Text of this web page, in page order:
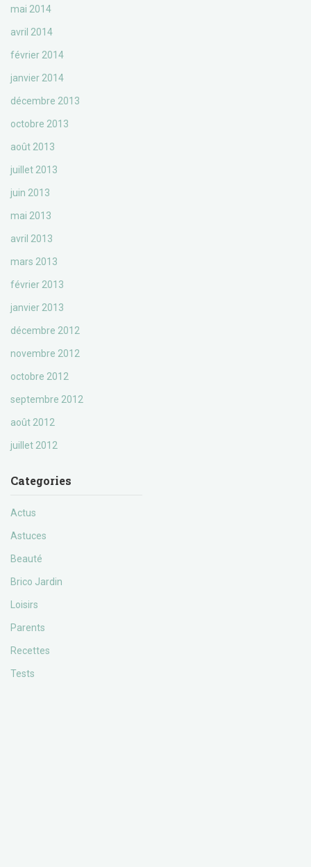
mai 2014
avril 2014
février 2014
janvier 2014
décembre 2013
octobre 2013
août 2013
juillet 2013
juin 2013
mai 2013
avril 2013
mars 2013
février 2013
janvier 2013
décembre 2012
novembre 2012
octobre 2012
septembre 2012
août 2012
juillet 2012
Categories
Actus
Astuces
Beauté
Brico Jardin
Loisirs
Parents
Recettes
Tests